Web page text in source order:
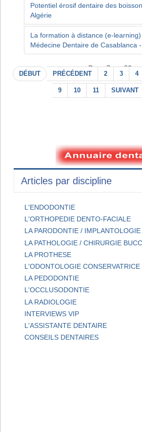
Potentiel érosif dentaire des
Algérie
La formation à distance (e-
Médecine Dentaire de Casablanca
Page 7 sur 22
DÉBUT PRÉCÉDENT 2 3 4
9 10 11 SUIVANT
Articles par discipline
L'ENDODONTIE
L'ORTHOPEDIE DENTO-FACIALE
LA PARODONTIE / IMPLANTOLOGIE
LA PATHOLOGIE / CHIRURGIE
LA PROTHESE
L'ODONTOLOGIE CONSERVATRICE
LA PEDODONTIE
L'OCCLUSODONTIE
LA RADIOLOGIE
INTERVIEWS VIP
L'ASSISTANTE DENTAIRE
CONSEILS DENTAIRES